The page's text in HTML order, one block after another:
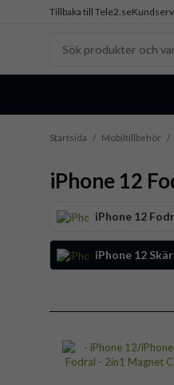
Tillbaka till Tele2.se
Startsida / Mobiltillbehör /
iPhone 12
iPhone 12
iPhone 12